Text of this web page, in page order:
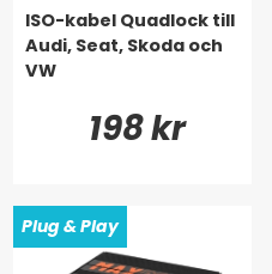
ISO-kabel Quadlock till
Audi, Seat, Skoda och
VW
198 kr
Plug & Play